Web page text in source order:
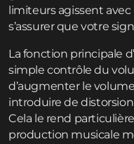
limiteurs agissent
s’assurer que votre
La fonction principale
simple contrôle du
d’augmenter le
introduire de
Cela le rend
production musicale